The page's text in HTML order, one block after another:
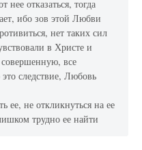
нее отказаться, тогда
ибо зов этой Любви
нет таких сил
в Христе и
все
следствие, Любовь
ее, не откликнуться на ее
трудно ее найти